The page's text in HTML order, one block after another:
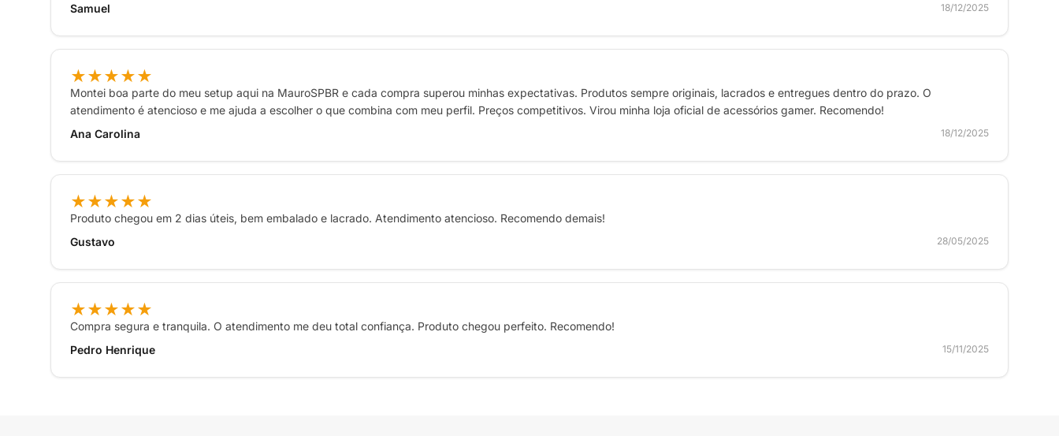
Samuel
18/12/2025
★★★★★
Montei boa parte do meu setup aqui na MauroSPBR e cada compra superou minhas expectativas. Produtos sempre originais, lacrados e entregues dentro do prazo. O
atendimento é atencioso e me ajuda a escolher o que combina com meu perfil. Preços competitivos. Virou minha loja oficial de acessórios gamer. Recomendo!
Ana Carolina
18/12/2025
★★★★★
Produto chegou em 2 dias úteis, bem embalado e lacrado. Atendimento atencioso. Recomendo demais!
Gustavo
28/05/2025
★★★★★
Compra segura e tranquila. O atendimento me deu total confiança. Produto chegou perfeito. Recomendo!
Pedro Henrique
15/11/2025